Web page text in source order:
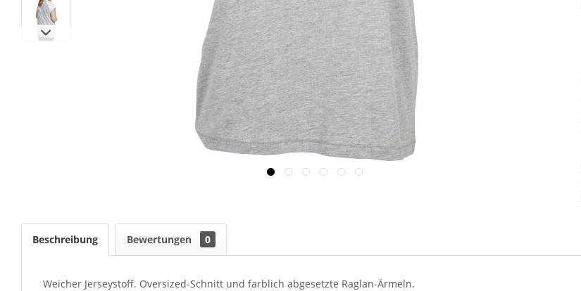
Beschreibung Bewertungen 0
Weicher Jerseystoff. Oversized-Schnitt und farblich abgesetzte Raglan-Ärmeln.